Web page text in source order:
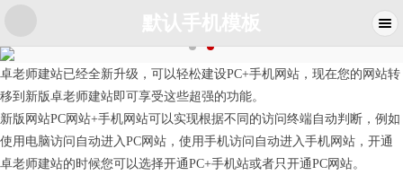
卓老师建站已经全新升级，可以轻松建设PC+手机网站，现在您的网站转
移到新版卓老师建站即可享受这些超强的功能。
新版网站PC网站+手机网站可以实现根据不同的访问终端自动判断，例如
使用电脑访问自动进入PC网站，使用手机访问自动进入手机网站，开通
卓老师建站的时候您可以选择开通PC+手机站或者只开通PC网站。